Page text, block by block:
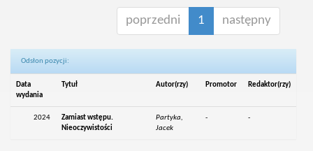
poprzedni 1 następny
Odsłon pozycji:
Data
wydania
Tytuł Autor(rzy) Promotor Redaktor(rzy)
2024
Zamiast wstępu.
Nieoczywistości
Partyka,
Jacek
- -